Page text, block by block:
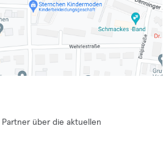
über die aktuellen